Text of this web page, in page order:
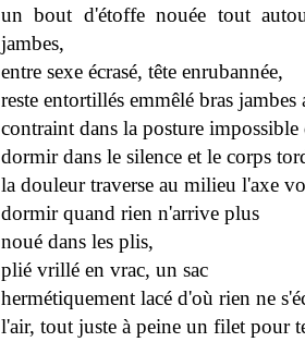
un bout d'étoffe nouée tout
jambes,
entre sexe écrasé, tête enrubannée,
reste entortillés emmêlé bras jambes
contraint dans la posture
dormir dans le silence et le corps
la douleur traverse au milieu l'axe
dormir quand rien n'arrive plus
noué dans les plis,
plié vrillé en vrac, un sac
hermétiquement lacé d'où rien ne
l'air, tout juste à peine un filet pour